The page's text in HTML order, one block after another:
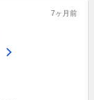
7ヶ月前